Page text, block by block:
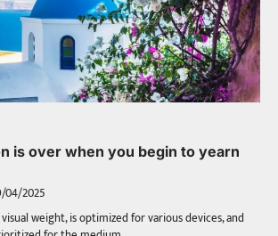
is over when you begin to yearn
04/2025
weight, is optimized for various devices, and